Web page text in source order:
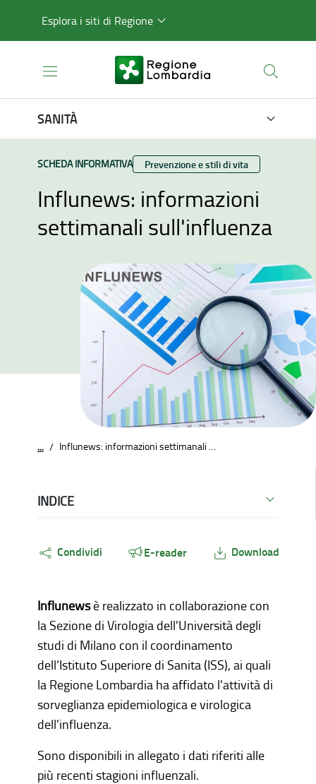
Esplora i siti di Regione
SANITÀ
TIPO CONTENUTO:
SCHEDA INFORMATIVA Categoria:
Prevenzione e stili di vita
Influnews: informazioni
settimanali sull'influenza
... / Influnews: informazioni settimanali sull'influenza
INDICE
Condividi E-reader Download
Influnewsè realizzato in collaborazione con
la Sezione di Virologia dell'Università degli
studi di Milano con il coordinamento
dell’Istituto Superiore di Sanita (ISS), ai quali
la Regione Lombardia ha affidato l'attività di
sorveglianza epidemiologica e virologica
dell'influenza.
Sono disponibili in allegato i dati riferiti alle
più recenti stagioni influenzali.